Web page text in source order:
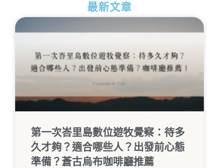
最新文章
第一次峇里島數位遊牧覺察：待多
久才夠？適合哪些人？出發前心態
準備？蒼古烏布咖啡廳推薦